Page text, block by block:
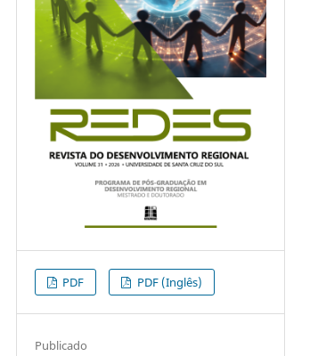
PDF PDF (Inglês)
Publicado